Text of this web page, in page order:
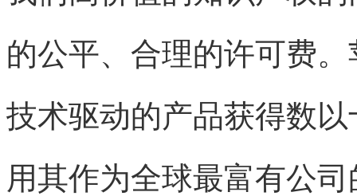
的公平、合理的许可费
技术驱动的产品获得数
用其作为全球最富有公